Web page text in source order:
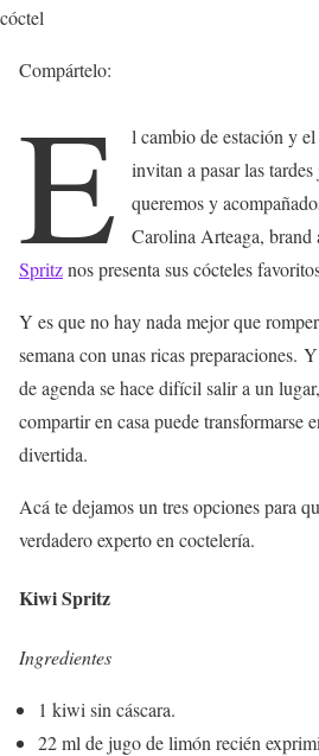
Compártelo:
E
l cambio de estación y
invitan a pasar las
queremos y
Carolina Arteaga, brand
Spritznos presenta sus cócteles
Y es que no hay nada mejor que
semana con unas ricas preparaciones.
de agenda se hace difícil salir a un
compartir en casa puede transformarse
divertida.
Acá te dejamos un tres opciones para
verdadero experto en coctelería.
Kiwi Spritz
Ingredientes
1 kiwi sin cáscara.
22 ml de jugo de limón recién